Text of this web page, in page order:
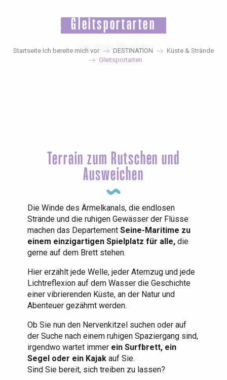
Gleitsportarten
aus Seine-Maritime
Startseite Ich bereite mich vor DESTINATION
Küste & Strände
Gleitsportarten
Terrain zum Rutschen und
Ausweichen
Die Winde des Ärmelkanals, die endlosen
Strände und die ruhigen Gewässer der Flüsse
machen das Departement Seine-Maritime zu
einem einzigartigen Spielplatz für alle, die
gerne auf dem Brett stehen.
Hier erzählt jede Welle, jeder Atemzug und jede
Lichtreflexion auf dem Wasser die Geschichte
einer vibrierenden Küste, an der Natur und
Abenteuer gezähmt werden.
Ob Sie nun den Nervenkitzel suchen oder auf
der Suche nach einem ruhigen Spaziergang sind,
irgendwo wartet immer ein Surfbrett, ein
Segel oder ein Kajak auf Sie.
Sind Sie bereit, sich treiben zu lassen?